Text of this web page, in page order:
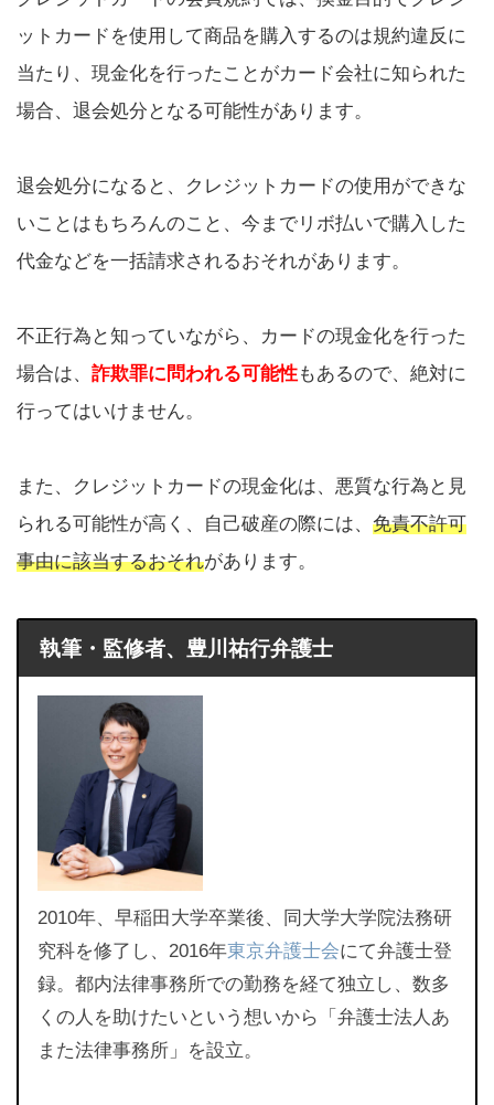
ットカードを使用して商品を購入するのは規約違反に
当たり、現金化を行ったことがカード会社に知られた
場合、退会処分となる可能性があります。
退会処分になると、クレジットカードの使用ができな
いことはもちろんのこと、今までリボ払いで購入した
代金などを一括請求されるおそれがあります。
不正行為と知っていながら、カードの現金化を行った
場合は、 詐欺罪に問われる可能性もあるので、絶対に
行ってはいけません。
また、クレジットカードの現金化は、悪質な行為と見
られる可能性が高く、自己破産の際には、 免責不許可
事由に該当するおそれがあります。
執筆・監修者、豊川祐行弁護士
2010年、早稲田大学卒業後、同大学大学院法務研
究科を修了し、2016年東京弁護士会にて弁護士登
録。都内法律事務所での勤務を経て独立し、数多
くの人を助けたいという想いから「弁護士法人あ
また法律事務所」を設立。